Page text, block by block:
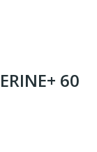
60